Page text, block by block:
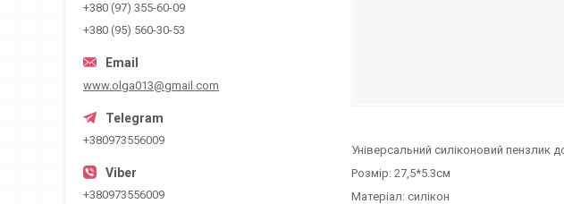
Універсальний силіконовий пензлик
Розмір: 27,5*5.3см
Матеріал: силікон
+380 (97) 355-60-09
+380 (95) 560-30-53
www.olga013@gmail.com
+380973556009
+380973556009